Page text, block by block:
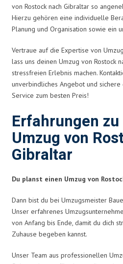
von Rostock nach Gibraltar so
Hierzu gehören eine individuelle
Planung und Organisation sowie ein
Vertraue auf die Expertise von
lass uns deinen Umzug von Rostock
stressfreien Erlebnis machen.
unverbindliches Angebot und
Service zum besten Preis!
Erfahrungen
Umzug von
Gibraltar
Du planst einen Umzug von
Dann bist du bei Umzugsmeister
Unser erfahrenes
von Anfang bis Ende, damit du dich
Zuhause begeben kannst.
Unser Team aus professionellen